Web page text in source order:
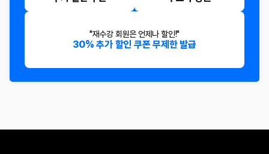
"재수강 회원은 언제나 할인!"
30% 추가 할인 쿠폰 무제한 발급